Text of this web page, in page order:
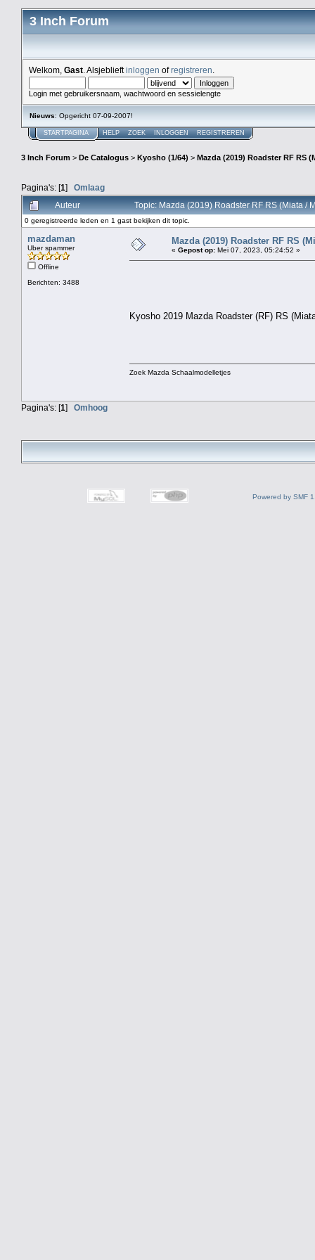
3 Inch Forum
Welkom, Gast . Alsjeblieftinloggen ofregistreren
Login met gebruikersnaam, wachtwoord en sessielengte
Nieuws: Opgericht 07-09-2007!
STARTPAGINA HELP ZOEK INLOGGEN REGISTREREN
3 Inch Forum > De Catalogus > Kyosho (1/64) > Mazda (2019) Roadster RF RS
Pagina's: [1] Omlaag
Auteur
Topic: Mazda (2019) Roadster RF RS (Miata /
0 geregistreerde leden en 1 gast bekijken dit topic.
mazdaman
Uber spammer
Offline
Berichten: 3488
Mazda (2019) Roadster RF RS
« Gepost op: Mei 07, 2023, 05:24:52 »
Kyosho 2019 Mazda Roadster (RF) RS
Zoek Mazda Schaalmodelletjes
Pagina's: [1] Omhoog
Powered by SMF